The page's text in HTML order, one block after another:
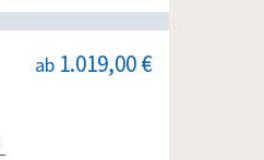
ab 1.019,00 €